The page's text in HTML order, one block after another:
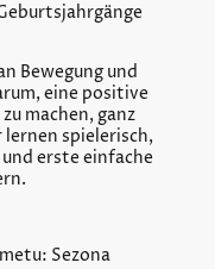
Bewegung und
eine positive
machen, ganz
lernen spielerisch,
erste einfache
Sezona